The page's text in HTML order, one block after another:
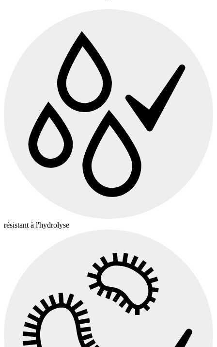
résistant à l'hydrolyse